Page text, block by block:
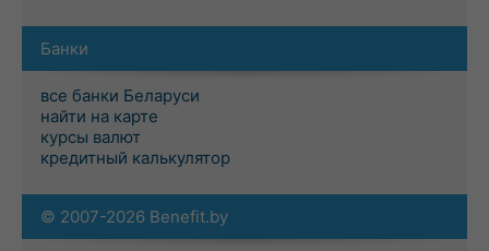
Банки
все банки Беларуси
найти на карте
курсы валют
кредитный калькулятор
© 2007-2026 Benefit.by